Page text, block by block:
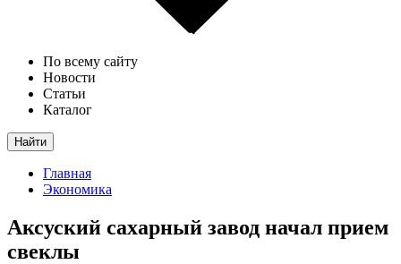
По всему сайту
Новости
Статьи
Каталог
Найти
Главная
Экономика
Аксуский сахарный завод начал прием
свеклы